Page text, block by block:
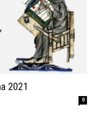
2021
0